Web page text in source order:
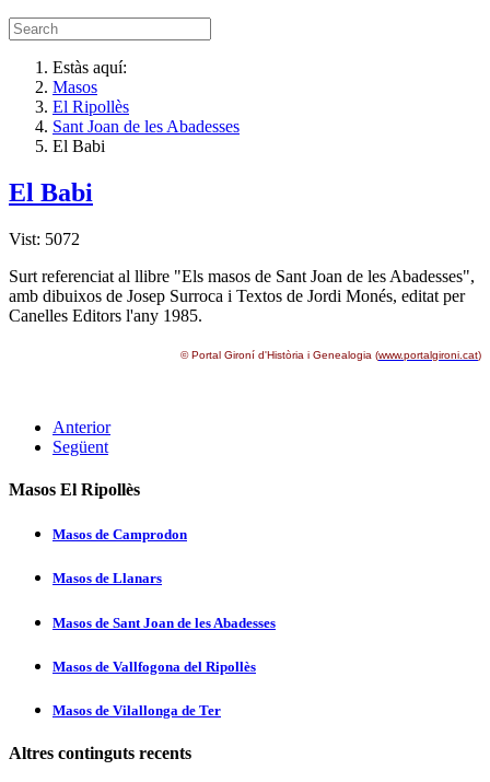
Estàs aquí:
Masos
El Ripollès
Sant Joan de les Abadesses
El Babi
El Babi
Vist: 5072
Surt referenciat al llibre "Els masos de Sant Joan de les Abadesses",
amb dibuixos de Josep Surroca i Textos de Jordi Monés, editat per
Canelles Editors l'any 1985.
© Portal Gironí­ d'Història i Genealogia (www.portalgironi.cat)
Anterior
Següent
Masos El Ripollès
Masos de Camprodon
Masos de Llanars
Masos de Sant Joan de les Abadesses
Masos de Vallfogona del Ripollès
Masos de Vilallonga de Ter
Altres continguts recents